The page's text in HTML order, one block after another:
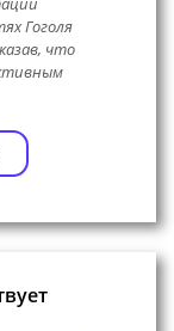
Гоголя
что